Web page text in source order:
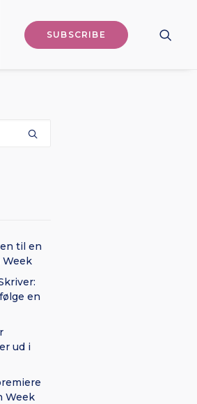
SUBSCRIBE
til en
Week
en
ud i
Week